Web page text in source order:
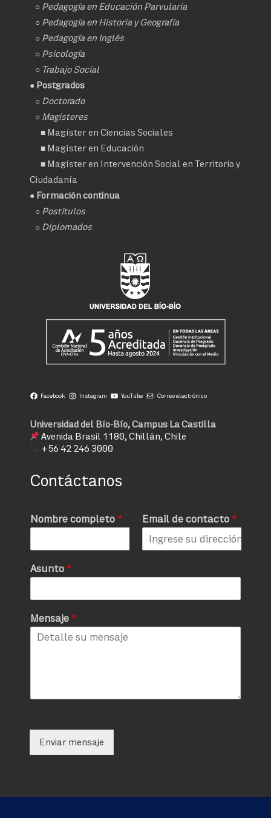
○ Pedagogía en Educación Parvularia
○ Pedagogía en Historia y Geografía
○ Pedagogía en Inglés
○ Psicología
○ Trabajo Social
● Postgrados
○ Doctorado
○ Magisteres
■ Magíster en Ciencias Sociales
■ Magíster en Educación
■ Magíster en Intervención Social en Territorio y
Ciudadanía
● Formación continua
○ Postítulos
○ Diplomados
Facebook Instagram YouTube Correo electrónico
Universidad del Bío-Bío, Campus La Castilla
Avenida Brasil 1180, Chillán, Chile
+56 42 246 3000
Contáctanos
Nombre completo * Email de contacto *
Asunto *
Mensaje *
Enviar mensaje